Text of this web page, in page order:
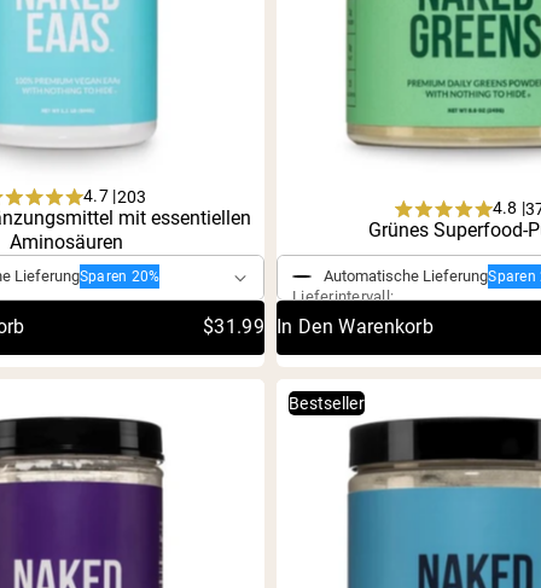
Rated
4.7
out
of
4.7 |203
mit essentiellen
Aminosäuren
LieferungSparen 20%
$31.99
Rated
4.8
out
of
5
4.8 |
Grünes Superfood-
Einmaliger Kauf
Automatische LieferungSparen
Lieferintervall:
In Den Warenkorb
Bestseller